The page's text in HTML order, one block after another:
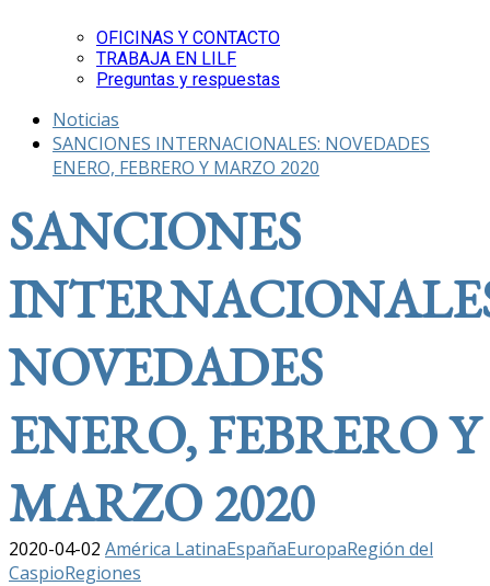
OFICINAS Y CONTACTO
TRABAJA EN LILF
Preguntas y respuestas
Noticias
SANCIONES INTERNACIONALES: NOVEDADES
ENERO, FEBRERO Y MARZO 2020
SANCIONES
NOVEDADES
ENERO, FEBRERO Y
MARZO 2020
2020-04-02 América LatinaEspañaEuropaRegión del
CaspioRegiones